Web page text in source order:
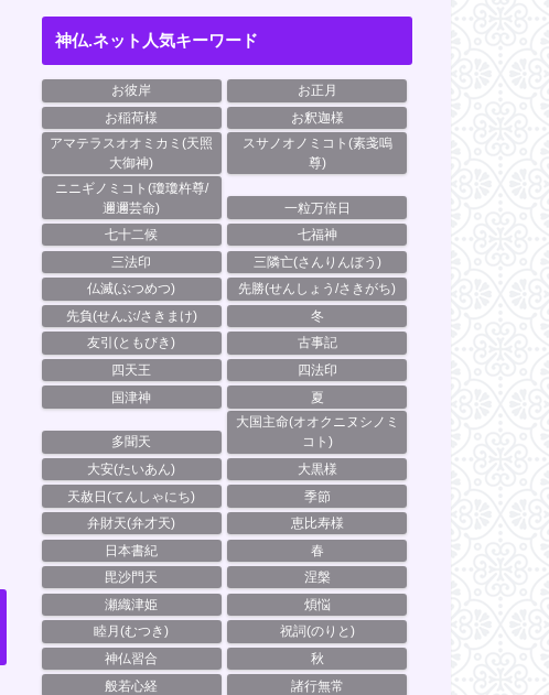
神仏.ネット人気キーワード
お彼岸
お正月
お稲荷様
お釈迦様
アマテラスオオミカミ(天照
大御神)
スサノオノミコト(素戔嗚
尊)
ニニギノミコト(瓊瓊杵尊/
邇邇芸命)
一粒万倍日
七十二候
七福神
三法印
三隣亡(さんりんぼう)
仏滅(ぶつめつ)
先勝(せんしょう/さきがち)
先負(せんぶ/さきまけ)
冬
友引(ともびき)
古事記
四天王
四法印
国津神
夏
多聞天
大国主命(オオクニヌシノミ
コト)
大安(たいあん)
大黒様
天赦日(てんしゃにち)
季節
弁財天(弁才天)
恵比寿様
日本書紀
春
毘沙門天
涅槃
瀬織津姫
煩悩
睦月(むつき)
祝詞(のりと)
神仏習合
秋
般若心経
諸行無常